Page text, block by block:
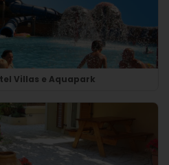
Villas e Aquapark